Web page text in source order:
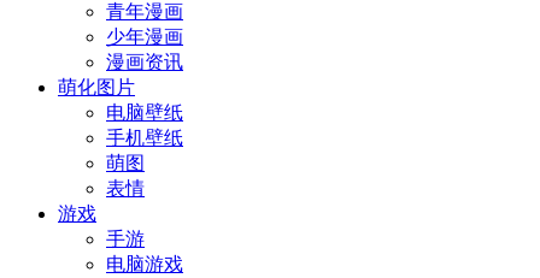
青年漫画
少年漫画
漫画资讯
萌化图片
电脑壁纸
手机壁纸
萌图
表情
游戏
手游
电脑游戏